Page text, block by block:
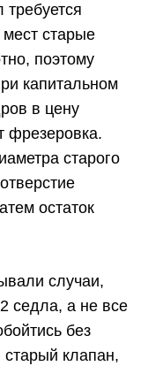
старые
поэтому
капитальном
в цену
фрезеровка.
старого
остаток
случаи,
седла, а не все
без
старый клапан,